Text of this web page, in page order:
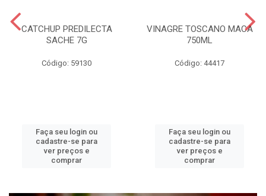
CATCHUP PREDILECTA
SACHE 7G
Código: 59130
Faça seu login ou
cadastre-se para
ver preços e
comprar
VINAGRE TOSCANO MACA
750ML
Código: 44417
Faça seu login ou
cadastre-se para
ver preços e
comprar